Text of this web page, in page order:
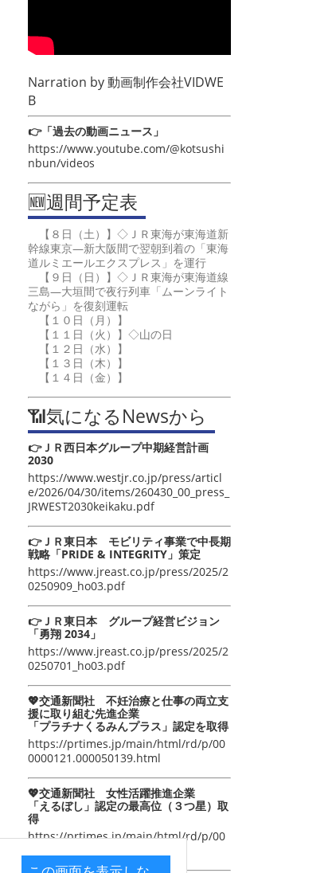
Narration by動画制作会社VIDWE
B
👉「過去の動画ニュース」
https://www.youtube.com/@kotsushi
nbun/videos
🆕週間予定表
【８日（土）】◇ＪＲ東海が東海道新
幹線東京―新大阪間で翌朝到着の「東海
道ルミエールエクスプレス」を運行
【９日（日）】◇ＪＲ東海が東海道線
三島―大垣間で夜行列車「ムーンライト
ながら」を復刻運転
【１０日（月）】
【１１日（火）】◇山の日
【１２日（水）】
【１３日（木）】
【１４日（金）】
📶気になるNewsから
👉ＪＲ西日本グループ中期経営計画
2030
https://www.westjr.co.jp/press/articl
e/2026/04/30/items/260430_00_press_
JRWEST2030keikaku.pdf
👉ＪＲ東日本 モビリティ事業で中長期
戦略「PRIDE & INTEGRITY」策定
https://www.jreast.co.jp/press/2025/2
0250909_ho03.pdf
👉ＪＲ東日本 グループ経営ビジョン
「勇翔 2034」
https://www.jreast.co.jp/press/2025/2
0250701_ho03.pdf
💖交通新聞社 不妊治療と仕事の両立支
援に取り組む先進企業
「プラチナくるみんプラス」認定を取得
https://prtimes.jp/main/html/rd/p/00
0000121.000050139.html
💖交通新聞社 女性活躍推進企業
「えるぼし」認定の最高位（３つ星）取
得
https://prtimes.jp/main/html/rd/p/00